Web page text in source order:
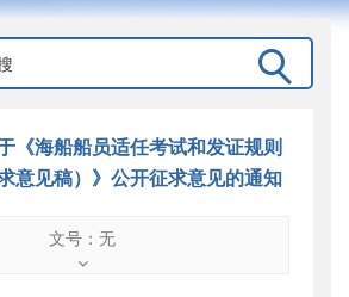
《海船船员适任考试和发证规则
意见稿）》公开征求意见的通知
文号：无